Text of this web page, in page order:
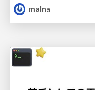
malna